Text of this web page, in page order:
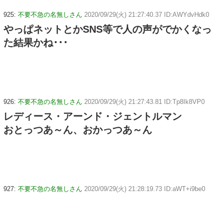
925: 不要不急の名無しさん 2020/09/29(火) 21:27:40.37 ID:AWYdvHdk0
やっぱネットとかSNS等で人の声がでかくなっ
た結果かね･･･
926: 不要不急の名無しさん 2020/09/29(火) 21:27:43.81 ID:Tp8Ik8VP0
レディース・アーンド・ジェントルマン
おとっつあ～ん、おかっつあ～ん
927: 不要不急の名無しさん 2020/09/29(火) 21:28:19.73 ID:aWT+i9be0